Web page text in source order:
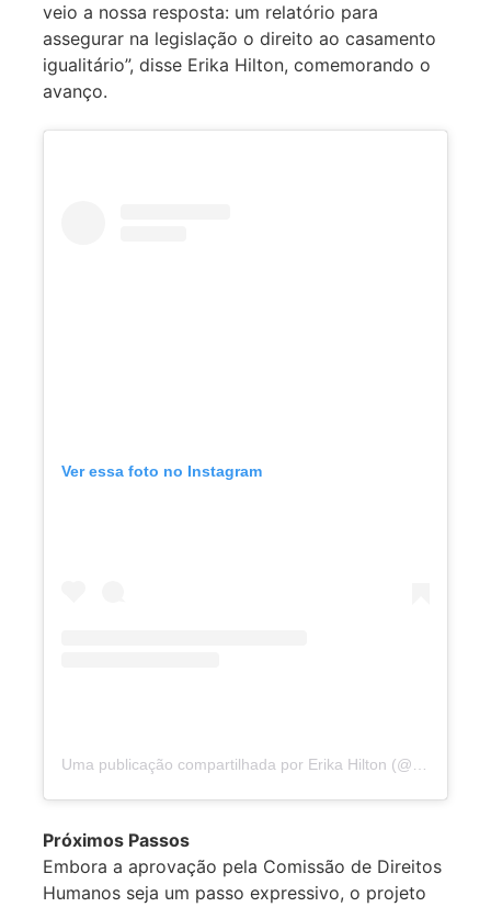
veio a nossa resposta: um relatório para
assegurar na legislação o direito ao casamento
igualitário”, disse Erika Hilton, comemorando o
avanço.
Ver essa foto no Instagram
Próximos Passos
Embora a aprovação pela Comissão de Direitos
Humanos seja um passo expressivo, o projeto